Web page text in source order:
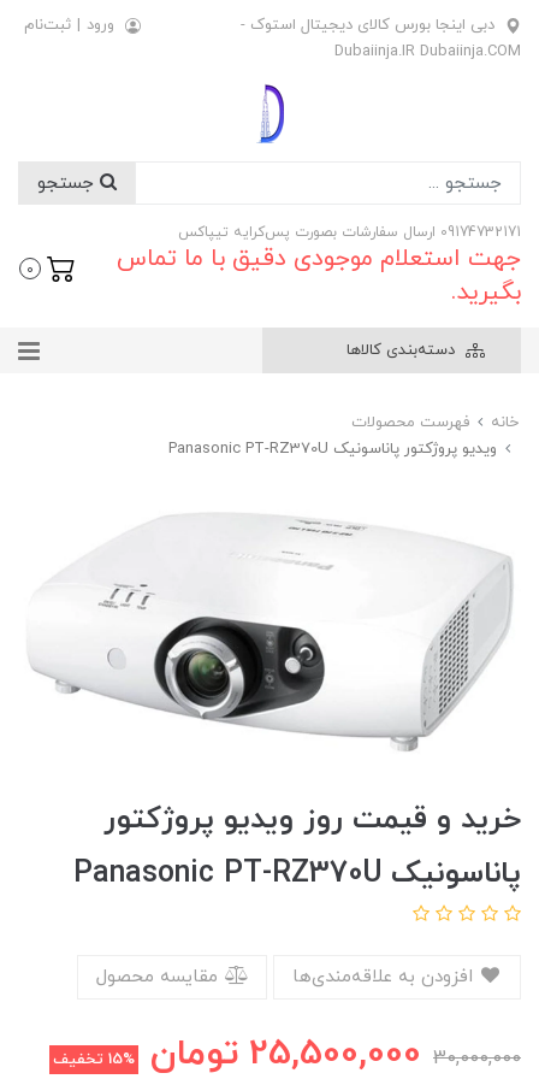
دبی اینجا بورس کالای دیجیتال استوک -
Dubaiinja.IR Dubaiinja.COM
ورود | ثبت‌نام
09174732171 ارسال سفارشات بصورت پس‌کرایه تیپاکس
جهت استعلام موجودی دقیق با ما تماس
بگیرید.
0
دسته‌بندی کالاها
خانه
فهرست محصولات
ویدیو پروژکتور پاناسونیک Panasonic PT-RZ370U
خرید و قیمت روز ویدیو پروژکتور
پاناسونیک Panasonic PT-RZ370U
مقایسه محصول
30,000,000
25,500,000 تومان 15% تخفیف